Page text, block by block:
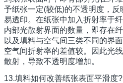
予纸张一定(较低)的不透明度，
易透印。在纸张中加入折射率于
内部光散射界面的数量，即存在
以及填料与空气间三类不同的界
空气间折射率的差值较。因此光
散射，导致不透明度增加。
13.填料如何改善纸张表面平滑度?